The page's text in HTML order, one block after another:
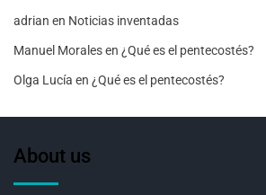
adrian en Noticias inventadas
Manuel Moralesen ¿Qué es el pentecostés?
Olga Lucía en ¿Qué es el pentecostés?
About us